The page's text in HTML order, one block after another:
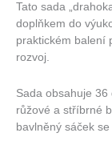
Tato sada
doplňkem do
praktickém balení
rozvoj.
Sada obsahuje
růžové a stříbrné
bavlněný sáček